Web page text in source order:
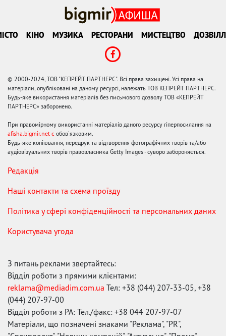
КІНО МУЗИКА РЕСТОРАНИ МИСТЕЦТВО
© 2000-2024, ТОВ "КЕПРЕЙТ ПАРТНЕРС". Всі права захищені. Усі права на
матеріали, опубліковані на даному ресурсі, належать ТОВ КЕПРЕЙТ ПАРТНЕРС.
Будь-яке використання матеріалів без письмового дозволу ТОВ «КЕПРЕЙТ
ПАРТНЕРС» заборонено.
При правомірному використанні матеріалів даного ресурсу гіперпосилання на
afisha.bigmir.net є обов'язковим.
Будь-яке копіювання, передрук та відтворення фотографічних творів та/або
аудіовізуальних творів правовласника Getty Images - суворо забороняється.
Редакція
Наші контакти та схема проїзду
Політика у сфері конфіденційності та персональних даних
Користувача угода
З питань реклами звертайтесь:
Відділ роботи з прямими клієнтами:
reklama@mediadim.com.ua Тел: +38 (044) 207-33-05, +38
(044) 207-97-00
Відділ роботи з РА: Тел./факс: +38 044 207-97-07
Матеріали, що позначені знаками "Реклама", "PR",